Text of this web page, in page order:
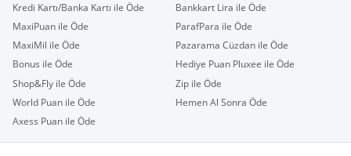
Kredi Kartı/Banka Kartı ile Öde
Bankkart Lira ile Öde
MaxiPuan ile Öde
ParafPara ile Öde
MaxiMil ile Öde
Pazarama Cüzdan ile Öde
Bonus ile Öde
Hediye Puan Pluxee ile Öde
Shop&Fly ile Öde
Zip ile Öde
World Puan ile Öde
Hemen Al Sonra Öde
Axess Puan ile Öde